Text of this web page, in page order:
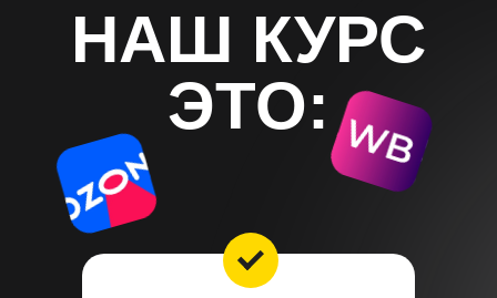
НАШ КУРС
ЭТО: